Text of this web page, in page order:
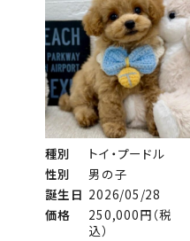
種別
トイ・プードル
性別
男の子
誕生日 2026/05/28
価格
250,000円（税
込）